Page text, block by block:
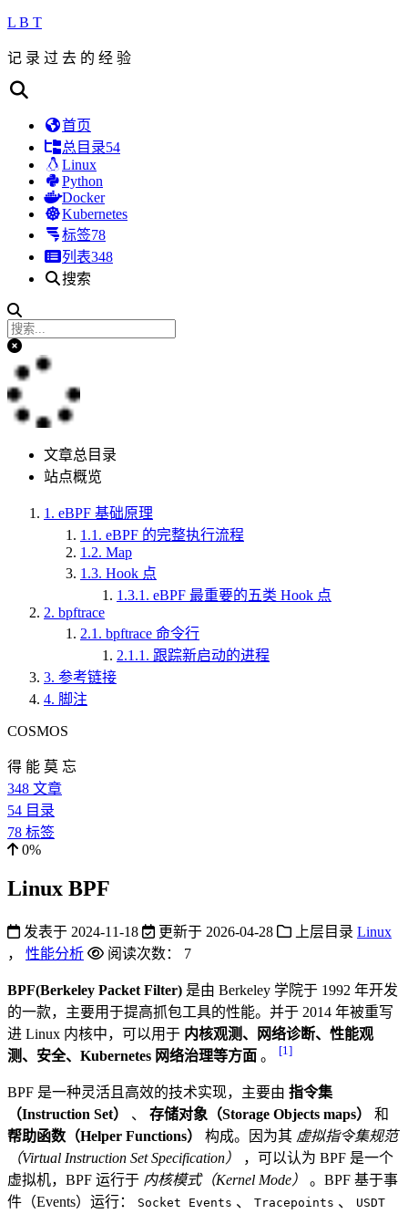
L B T
记 录 过 去 的 经 验
首页
总目录54
Linux
Python
Docker
Kubernetes
标签78
列表348
搜索
文章总目录
站点概览
1. eBPF 基础原理
1.1. eBPF 的完整执行流程
1.2. Map
1.3. Hook 点
1.3.1. eBPF 最重要的五类 Hook 点
2. bpftrace
2.1. bpftrace 命令行
2.1.1. 跟踪新启动的进程
3. 参考链接
4. 脚注
COSMOS
得 能 莫 忘
348 文章
54 目录
78 标签
0%
Linux BPF
发表于 2024-11-18 更新于 2026-04-28 上层目录 Linux
， 性能分析 阅读次数： 7
BPF(Berkeley Packet Filter) 是由 Berkeley 学院于 1992 年开发
的一款，主要用于提高抓包工具的性能。并于 2014 年被重写
进 Linux 内核中，可以用于 内核观测、网络诊断、性能观
测、安全、Kubernetes 网络治理等方面 。 [1]
BPF 是一种灵活且高效的技术实现，主要由 指令集
（Instruction Set）
、 存储对象（Storage Objects maps）
和
帮助函数（Helper Functions）
构成。因为其 虚拟指令集规范
（Virtual Instruction Set Specification）
，可以认为 BPF 是一个
虚拟机，BPF 运行于 内核模式（Kernel Mode）
。BPF 基于事
件（Events）运行：
Socket Events 、 Tracepoints 、
USDT